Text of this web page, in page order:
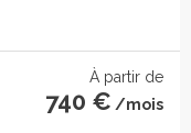
À partir de
740 € /mois